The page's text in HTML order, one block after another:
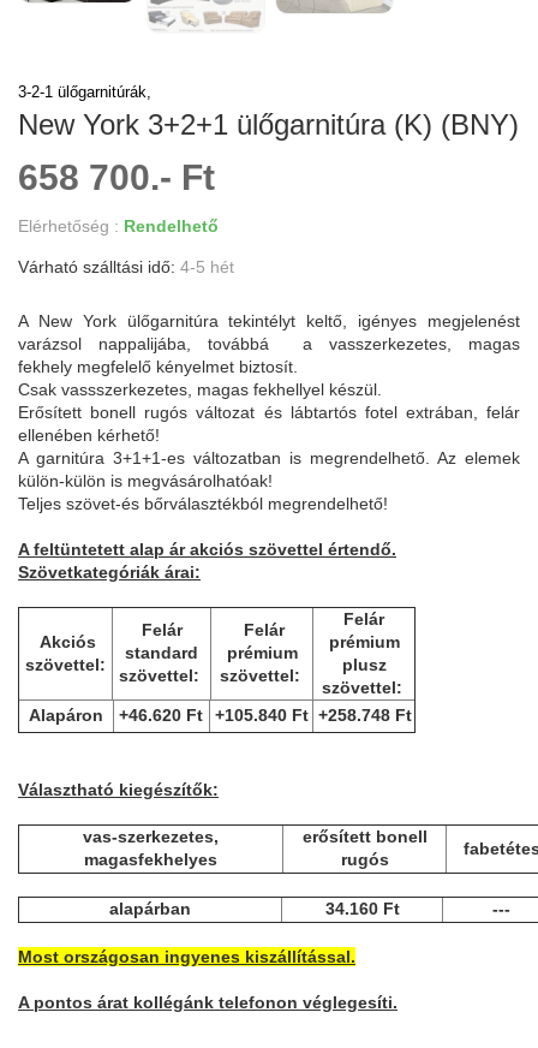
3-2-1 ülőgarnitúrák,
New York 3+2+1 ülőgarnitúra (K) (BNY)
658 700.- Ft
Elérhetőség : Rendelhető
Várható szálltási idő: 4-5 hét
A New York ülőgarnitúra tekintélyt keltő, igényes megjelenést
varázsol nappalijába, továbbá a vasszerkezetes, magas
fekhely megfelelő kényelmet biztosít.
Csak vassszerkezetes, magas fekhellyel készül.
Erősített bonell rugós változat és lábtartós fotel extrában, felár
ellenében kérhető!
A garnitúra 3+1+1-es változatban is megrendelhető. Az elemek
külön-külön is megvásárolhatóak!
Teljes szövet-és bőrválasztékból megrendelhető!
A feltüntetett alap ár akciós szövettel értendő.
Szövetkategóriák árai:
Akciós
szövettel:
Felár
standard
szövettel:
Felár
prémium
szövettel:
Felár
prémium
plusz
szövettel:
Alapáron
+46.620 Ft +105.840 Ft +258.748 Ft
Választható kiegészítők:
vas-szerkezetes,
magasfekhelyes
erősített bonell
rugós
alapárban 34.160 Ft ---
Most országosan ingyenes kiszállítással.
A pontos árat kollégánk telefonon véglegesíti.